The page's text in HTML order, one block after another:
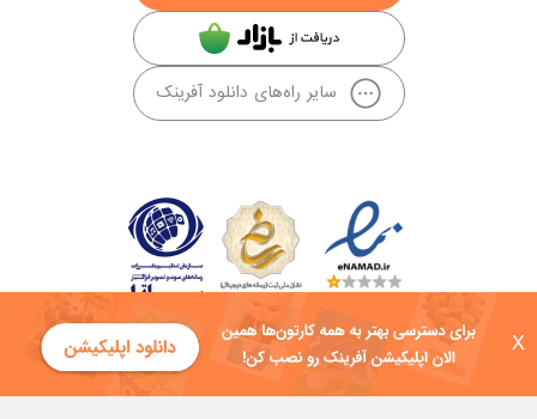
X
سایر راه‌های دانلود آفرینک
کلیه حقوق این سایت به شرکت توسعه فناوی هفت آسمان توکان تعلق دارد و